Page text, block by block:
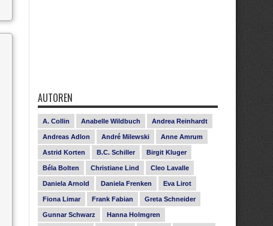
AUTOREN
A. Collin Anabelle Wildbuch Andrea Reinhardt
Andreas Adlon André Milewski Anne Amrum
Astrid Korten B.C. Schiller Birgit Kluger
Béla Bolten Christiane Lind Cleo Lavalle
Daniela Arnold Daniela Frenken Eva Lirot
Fiona Limar Frank Fabian Greta Schneider
Gunnar Schwarz Hanna Holmgren